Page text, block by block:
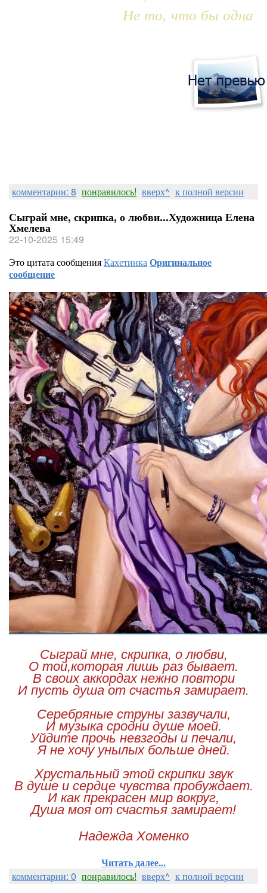
Не то, что бы одна
комментарии: 8 понравилось! вверх^ к полной версии
Сыграй мне, скрипка, о любви...Художница Елена
Хмелева
22-10-2025 15:49
Это цитата сообщенияКахетинкаОригинальное
сообщение
Сыграй мне, скрипка, о любви,
О той,которая лишь раз бывает.
В своих аккордах нежно повтори
И пусть душа от счастья замирает.
Серебряные струны зазвучали,
И музыка сродни душе моей.
Уйдите прочь невзгоды и печали,
Я не хочу унылых больше дней.
Хрустальный этой скрипки звук
В душе и сердце чувства пробуждает.
И как прекрасен мир вокруг,
Душа моя от счастья замирает!
Надежда Хоменко
Читать далее...
комментарии: 0 понравилось! вверх^ к полной версии